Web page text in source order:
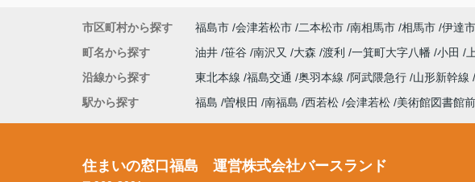
市区町村から探す 福島市 会津若松市 二本松市 南相馬市 相馬市 伊達市
町名から探す
油井 笹谷 南沢又 大森 渡利 一箕町大字八幡 小田
沿線から探す
東北本線 福島交通 奥羽本線 阿武隈急行 山形新幹線
駅から探す
福島 曽根田 南福島 西若松 会津若松 美術館図書館前
住まいの窓口福島 運営株式会社バースランド